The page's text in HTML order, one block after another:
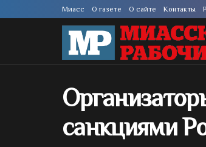
Миасс О газете О сайте Контакты
санкциями